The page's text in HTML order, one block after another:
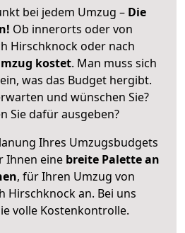
bei jedem Umzug – Die
Ob innerorts oder von
Hirschknock oder nach
kostet. Man muss sich
was das Budget hergibt.
und wünschen Sie?
Sie dafür ausgeben?
Ihres Umzugsbudgets
Ihnen eine breite Palette an
, für Ihren Umzug von
Hirschknock an. Bei uns
volle Kostenkontrolle.